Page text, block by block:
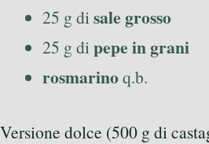
25 g di sale grosso
25 g di pepe in grani
rosmarinoq.b.
Versione dolce (500 g di